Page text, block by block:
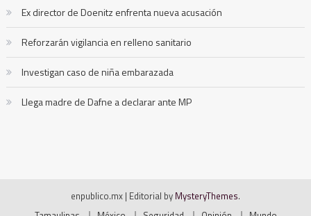
Ex director de Doenitz enfrenta nueva acusación
Reforzarán vigilancia en relleno sanitario
Investigan caso de niña embarazada
Llega madre de Dafne a declarar ante MP
enpublico.mx | Editorial by MysteryThemes.